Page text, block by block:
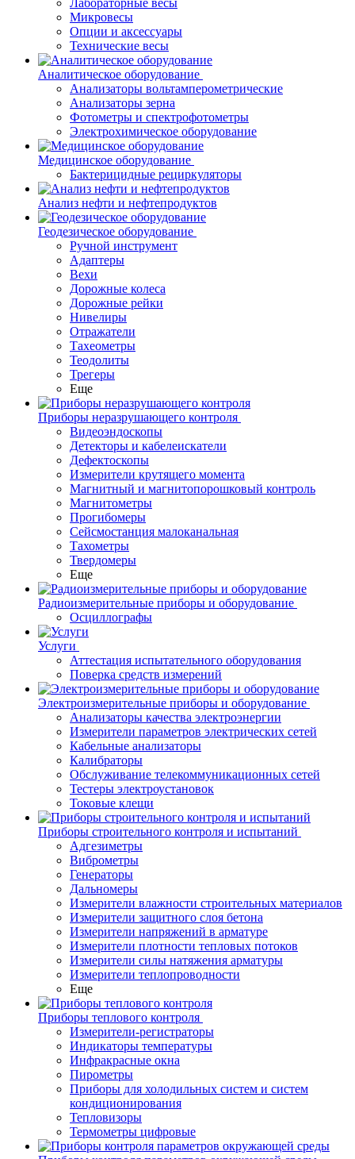
Лабораторные весы
Микровесы
Опции и аксессуары
Технические весы
Аналитическое оборудование
Анализаторы вольтамперометрические
Анализаторы зерна
Фотометры и спектрофотометры
Электрохимическое оборудование
Медицинское оборудование
Бактерицидные рециркуляторы
Анализ нефти и нефтепродуктов
Геодезическое оборудование
Ручной инструмент
Адаптеры
Вехи
Дорожные колеса
Дорожные рейки
Нивелиры
Отражатели
Тахеометры
Теодолиты
Трегеры
Еще
Приборы неразрушающего контроля
Видеоэндоскопы
Детекторы и кабелеискатели
Дефектоскопы
Измерители крутящего момента
Магнитный и магнитопорошковый контроль
Магнитометры
Прогибомеры
Сейсмостанция малоканальная
Тахометры
Твердомеры
Еще
Радиоизмерительные приборы и оборудование
Осциллографы
Услуги
Аттестация испытательного оборудования
Поверка средств измерений
Электроизмерительные приборы и оборудование
Анализаторы качества электроэнергии
Измерители параметров электрических сетей
Кабельные анализаторы
Калибраторы
Обслуживание телекоммуникационных сетей
Тестеры электроустановок
Токовые клещи
Приборы строительного контроля и испытаний
Адгезиметры
Виброметры
Генераторы
Дальномеры
Измерители влажности строительных материалов
Измерители защитного слоя бетона
Измерители напряжений в арматуре
Измерители плотности тепловых потоков
Измерители силы натяжения арматуры
Измерители теплопроводности
Еще
Приборы теплового контроля
Измерители-регистраторы
Индикаторы температуры
Инфракрасные окна
Пирометры
Приборы для холодильных систем и систем
кондиционирования
Тепловизоры
Термометры цифровые